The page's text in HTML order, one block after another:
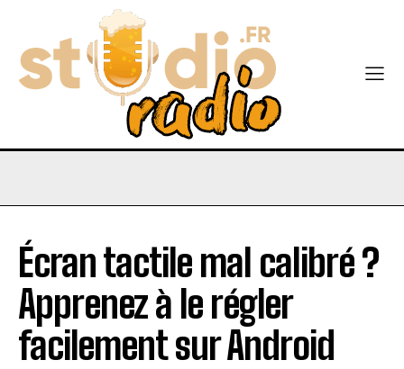
Écran tactile mal calibré ?
Apprenez à le régler
facilement sur Android